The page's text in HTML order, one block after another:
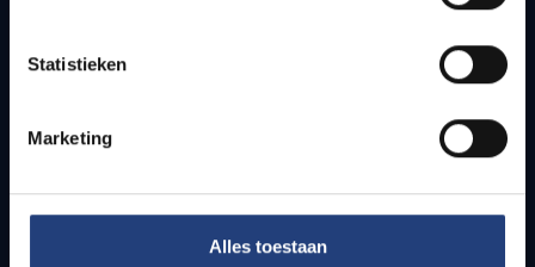
Statistieken
Marketing
Alles toestaan
Bereikbaarheid